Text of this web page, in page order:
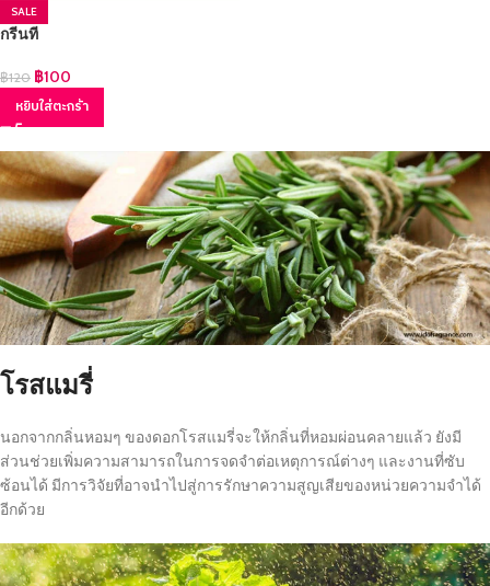
SALE
กรีนที
฿120 ฿100
หยิบใส่ตะกร้า
โรสแมรี่
นอกจากกลิ่นหอมๆ ของดอกโรสแมรี่จะให้กลิ่นที่หอมผ่อนคลายแล้ว ยังมี
ส่วนช่วยเพิ่มความสามารถในการจดจำต่อเหตุการณ์ต่างๆ และงานที่ซับ
ซ้อนได้ มีการวิจัยที่อาจนำไปสู่การรักษาความสูญเสียของหน่วยความจำได้
อีกด้วย